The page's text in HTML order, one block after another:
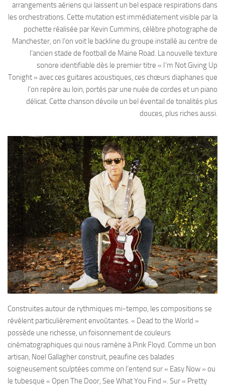
arrangements aériens qui laissent un bel espace respirations dans
les orchestrations. Cette mutation est immédiatement visible par la
pochette réalisée par Kevin Cummins, célèbre photographe de
Manchester, on l’on voit le backline du groupe installé au centre de
l’ancien stade de football de Maine Road. La nouvelle texture
sonore identifiable dès le premier titre « I’m Not Giving Up
Tonight » avec ces guitares acoustiques, ces chœurs diaphanes que
l’on repère au loin, portés par une nuée de cordes et un piano
délicat. Cette chanson dévoile un bel éventail de tonalités plus
douces, plus riches aussi.
Construites autour de rythmiques mi-tempo, les compositions se
révèlent particulièrement envoûtantes. « Dead to the World »
possède une richesse, un foisonnement de couleurs
cinématographiques qui nous ramène à Pink Floyd. Comme un bon
artisan, Noel Gallagher construit, peaufine ces balades
soigneusement sculptées comme on l’entend sur « Easy Now » ou
le tubesque « Open The Door, See What You Find ». Sur « Pretty